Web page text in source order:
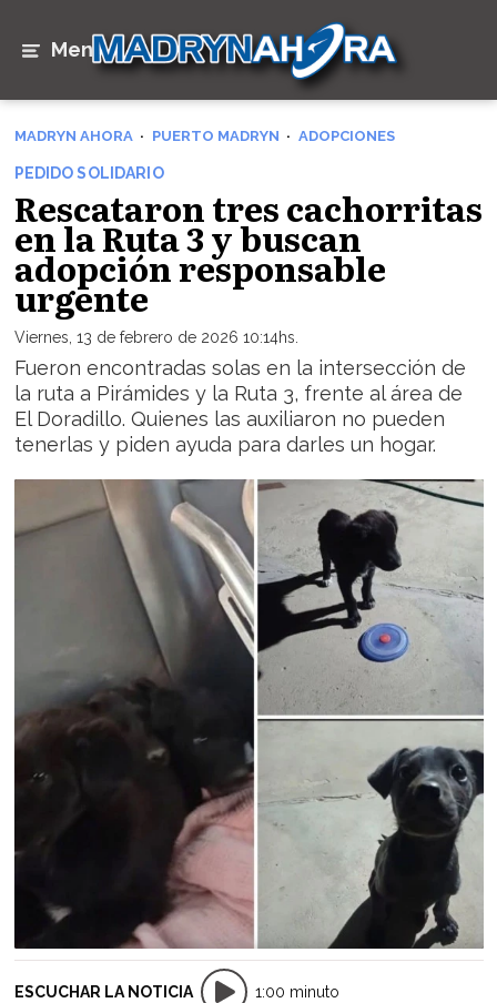
Menú
MADRYN AHORA PUERTO MADRYN ADOPCIONES
PEDIDO SOLIDARIO
Rescataron tres cachorritas
en la Ruta 3 y buscan
adopción responsable
urgente
Viernes, 13 de febrero de 2026 10:14hs.
Fueron encontradas solas en la intersección de
la ruta a Pirámides y la Ruta 3, frente al área de
El Doradillo. Quienes las auxiliaron no pueden
tenerlas y piden ayuda para darles un hogar.
ESCUCHAR LA NOTICIA 1:00 minuto